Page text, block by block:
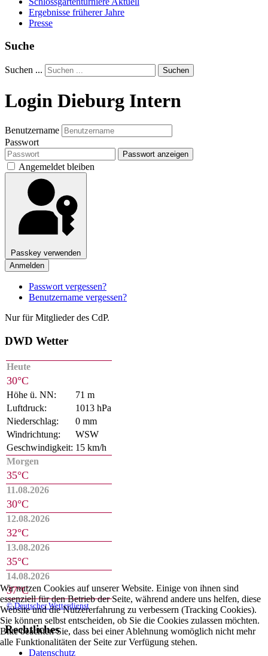
Ergebnisse früherer Jahre
Presse
Suche
Suchen ... Suchen
Login Dieburg Intern
Benutzername
Passwort
Passwort anzeigen
Angemeldet bleiben
Passkey verwenden
Anmelden
Passwort vergessen?
Benutzername vergessen?
Nur für Mitglieder des CdP.
DWD Wetter
Heute
30°C
Höhe ü. NN:
71 m
Luftdruck:
1013 hPa
Niederschlag:
0 mm
Windrichtung:
WSW
Geschwindigkeit: 15 km/h
Morgen
35°C
11.08.2026
30°C
12.08.2026
32°C
13.08.2026
35°C
14.08.2026
37°C
© Deutscher Wetterdienst
Rechtliches
Datenschutz
Wir nutzen Cookies auf unserer Website. Einige von ihnen sind
essenziell für den Betrieb der Seite, während andere uns helfen, diese
Website und die Nutzererfahrung zu verbessern (Tracking Cookies).
Sie können selbst entscheiden, ob Sie die Cookies zulassen möchten.
Bitte beachten Sie, dass bei einer Ablehnung womöglich nicht mehr
alle Funktionalitäten der Seite zur Verfügung stehen.